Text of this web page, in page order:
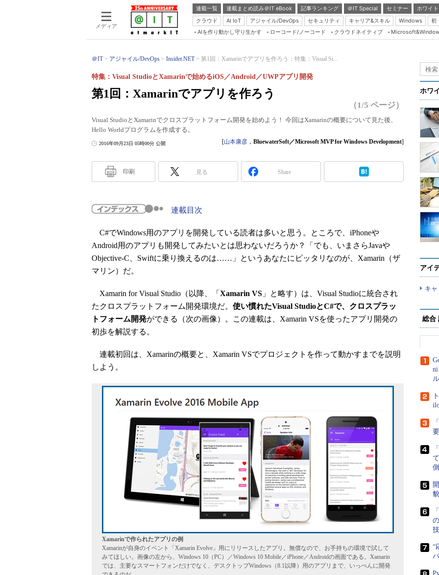
メディア
連載一覧 連載まとめ読み＠IT eBook 記事ランキング ＠IT Special セミナー
ホワイ
クラウド
AI IoT アジャイル/DevOps セキュリティ キャリア&スキル Windows
初
Server & Storage
Database Expert
Master of IP Network
Security & Trust
Test & Tools
AIを作り動かし守り生かす ローコード/ノーコード クラウドネイティブ
＠IT アジャイル/DevOps Insider.NET 第1回：Xamarinでアプリを作ろう：特集：Visual St...
第1回：Xamarinでアプリを作ろう
特集：Visual StudioとXamarinで始めるiOS／Android／UWPアプリ開発
（1/5 ページ）
Visual StudioとXamarinでクロスプラットフォーム開発を始めよう！ 今回はXamarinの概要について見た後、
Hello Worldプログラムを作成する。
2016年09月23日 05時00分 公開 [山本康彦 ， BluewaterSoft／Microsoft MVP for Windows Development]
印刷 見る Share
連載目次
C#でWindows用のアプリを開発している読者は多いと思う。ところで、iPhoneや
Android用のアプリも開発してみたいとは思わないだろうか？「でも、いまさらJavaや
Objective-C、Swiftに乗り換えるのは……」というあなたにピッタリなのが、Xamarin（ザ
マリン）だ。
Xamarin for Visual Studio（以降、「 Xamarin VS 」と略す）は、Visual Studioに統合され
たクロスプラットフォーム開発環境だ。 使い慣れたVisual StudioとC#で、クロスプラッ
トフォーム開発ができる（次の画像）。この連載は、Xamarin VSを使ったアプリ開発の
初歩を解説する。
連載初回は、Xamarinの概要と、Xamarin VSでプロジェクトを作って動かすまでを説明
しよう。
Xamarinで作られたアプリの例
Xamarinが自身のイベント「Xamarin Evolve」用にリリースしたアプリ。無償なので、お手持ちの環境で試して
みてほしい。画像の左から、Windows 10（PC）／Windows 10 Mobile／iPhone／Androidの画面である。Xamarin
では、主要なスマートフォンだけでなく、デスクトップWindows（8.1以降）用のアプリまで、いっぺんに開発
ホワ
アイ
キ
総合
“